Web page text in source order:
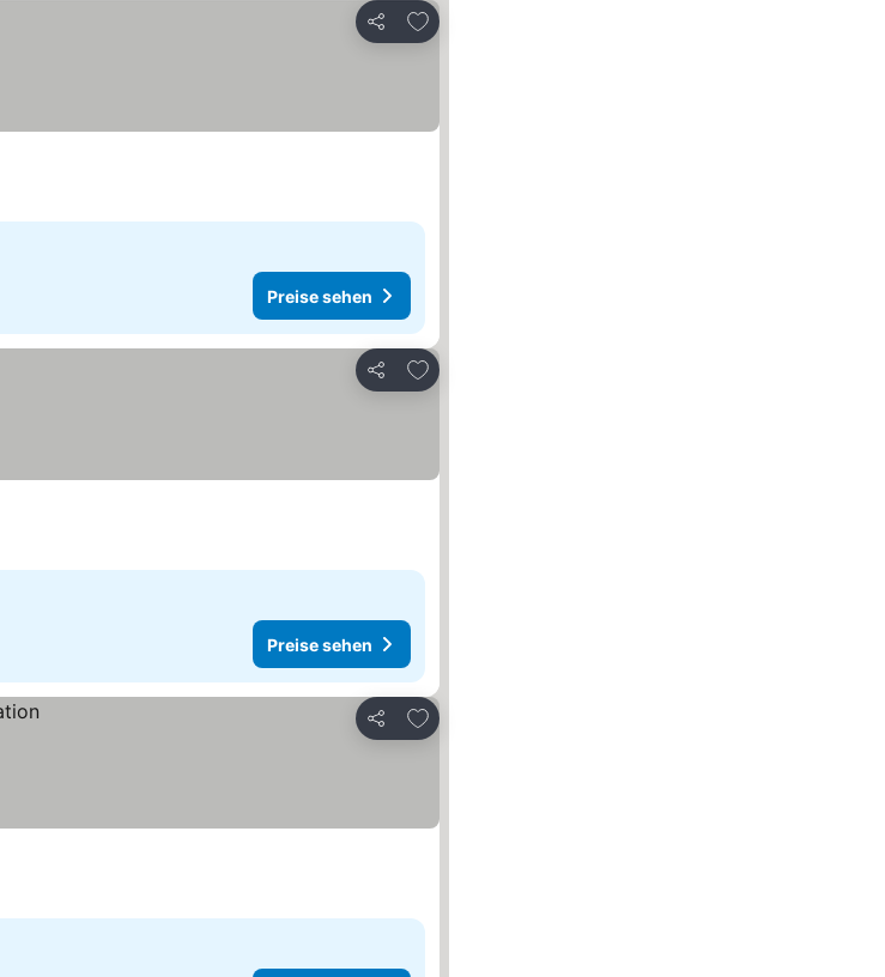
Teilen
Zu Favoriten hinzufügen
Preise sehen
Teilen
Zu Favoriten hinzufügen
Preise sehen
Teilen
Zu Favoriten hinzufügen